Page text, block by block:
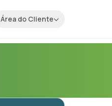
Área do Cliente